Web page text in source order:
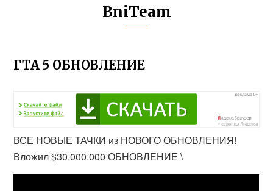
BniTeam
ГТА 5 ОБНОВЛЕНИЕ
ВСЕ НОВЫЕ ТАЧКИ из НОВОГО ОБНОВЛЕНИЯ!
Вложил $30.000.000 ОБНОВЛЕНИЕ \